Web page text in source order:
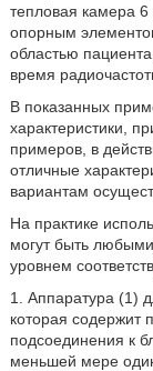
тепловая камера
опорным
областью
время
В показанных
характеристики,
примеров, в
отличные
вариантам
На практике
могут быть
уровнем
1. Аппаратура (1)
которая содержит
подсоединения к
меньшей мере